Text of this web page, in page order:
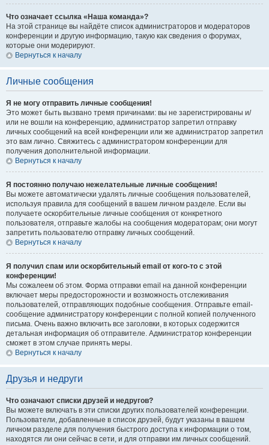
Что означает ссылка «Наша команда»?
На этой странице вы найдёте список администраторов и модераторов
конференции и другую информацию, такую как сведения о форумах,
которые они модерируют.
Вернуться к началу
Личные сообщения
Я не могу отправить личные сообщения!
Это может быть вызвано тремя причинами: вы не зарегистрированы и/
или не вошли на конференцию, администратор запретил отправку
личных сообщений на всей конференции или же администратор запретил
это вам лично. Свяжитесь с администратором конференции для
получения дополнительной информации.
Вернуться к началу
Я постоянно получаю нежелательные личные сообщения!
Вы можете автоматически удалять личные сообщения пользователей,
используя правила для сообщений в вашем личном разделе. Если вы
получаете оскорбительные личные сообщения от конкретного
пользователя, отправьте жалобы на сообщения модераторам; они могут
запретить пользователю отправку личных сообщений.
Вернуться к началу
Я получил спам или оскорбительный email от кого-то с этой
конференции!
Мы сожалеем об этом. Форма отправки email на данной конференции
включает меры предосторожности и возможность отслеживания
пользователей, отправляющих подобные сообщения. Отправьте email-
сообщение администратору конференции с полной копией полученного
письма. Очень важно включить все заголовки, в которых содержится
детальная информация об отправителе. Администратор конференции
сможет в этом случае принять меры.
Вернуться к началу
Друзья и недруги
Что означают списки друзей и недругов?
Вы можете включать в эти списки других пользователей конференции.
Пользователи, добавленные в список друзей, будут указаны в вашем
личном разделе для получения быстрого доступа к информации о том,
находятся ли они сейчас в сети, и для отправки им личных сообщений.